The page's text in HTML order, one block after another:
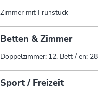
Zimmer mit Frühstück
Betten & Zimmer
Doppelzimmer: 12, Bett / en: 28
Sport / Freizeit